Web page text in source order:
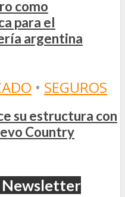
como
para el
argentina
• SEGUROS
su estructura con
Country
Newsletter